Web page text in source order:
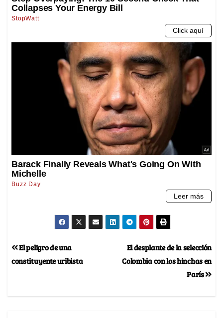
El desplante de la selección
Colombia con los hinchas en
París
El peligro de una
constituyente uribista